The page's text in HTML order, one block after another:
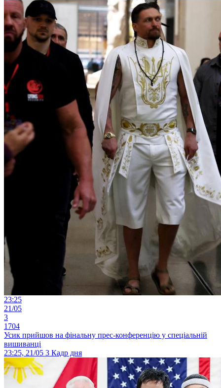
23:25
21/05
3
1704
Усик прийшов на фінальну прес-конференцію у спеціальній
вишиванці
23:25, 21/05 3 Кадр дня